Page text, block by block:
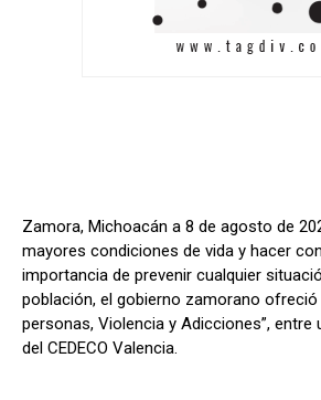
Zamora, Michoacán a 8 de agosto de
mayores condiciones de vida y hacer
importancia de prevenir cualquier
población, el gobierno zamorano ofreció
personas, Violencia y Adicciones”, entre
del CEDECO Valencia.